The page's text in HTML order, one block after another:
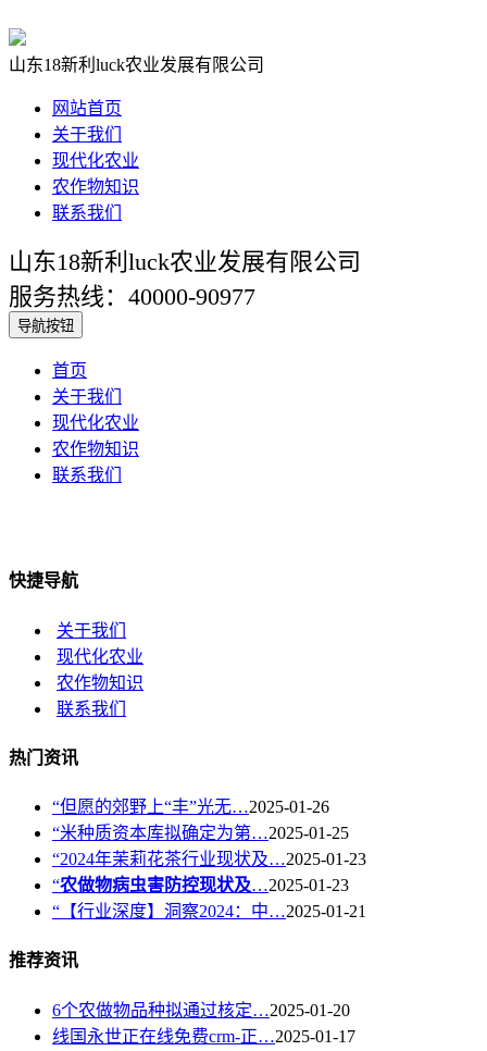
山东18新利luck农业发展有限公司
网站首页
关于我们
现代化农业
农作物知识
联系我们
山东18新利luck农业发展有限公司
服务热线：40000-90977
导航按钮
首页
关于我们
现代化农业
农作物知识
联系我们
快捷导航
关于我们
现代化农业
农作物知识
联系我们
热门资讯
“但愿的郊野上“丰”光无…2025-01-26
“米种质资本库拟确定为第…2025-01-25
“2024年茉莉花茶行业现状及…2025-01-23
“农做物病虫害防控现状及…2025-01-23
“【行业深度】洞察2024：中…2025-01-21
推荐资讯
6个农做物品种拟通过核定…2025-01-20
线国永世正在线免费crm-正…2025-01-17